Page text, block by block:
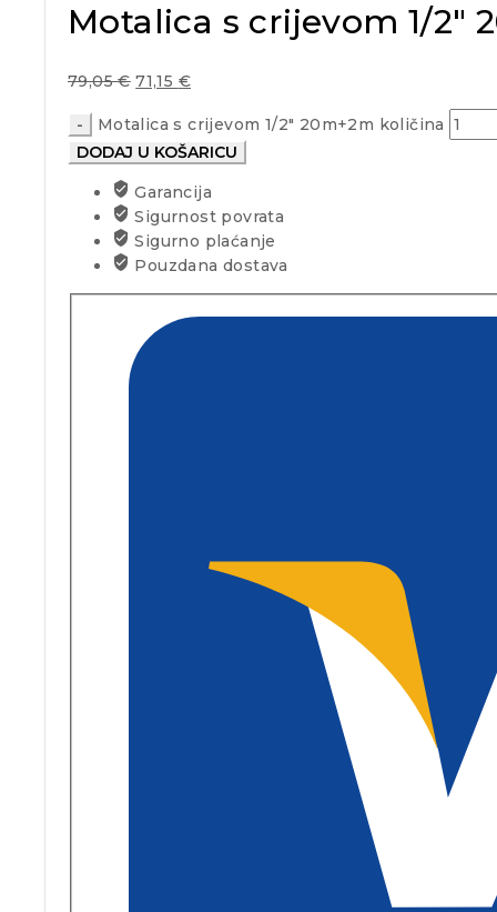
Motalica s crijevom 1/2″
79,05€ 71,15 €
Motalica s crijevom 1/2" 20m+2m količina
DODAJ U KOŠARICU
Garancija
Sigurnost povrata
Sigurno plaćanje
Pouzdana dostava